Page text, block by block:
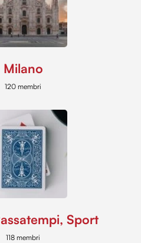
Milano
120 membri
Sport
118 membri